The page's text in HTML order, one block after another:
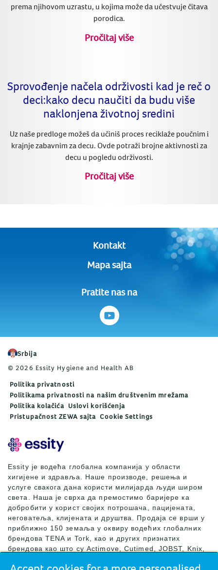
prema njihovom uzrastu, u kojima može da učestvuje čitava
porodica.
Pročitaj više
Sprovođenje načela održivosti kad je reč o
deci:kako decu naučiti da budu više
naklonjena životnoj sredini
Uz naše predloge možeš da učiniš proces reciklaže poučnim i
krajnje zabavnim za decu. Ovde potraži brojne aktivnosti za
decu u pogledu održivosti.
Pročitaj više
Kontakt
Mapa sajta
Pratite nas na
Srbija
© 2026 Essity Hygiene and Health AB
Politika privatnosti
Politikama privatnosti na našim društvenim mrežama
Politika kolačića Uslovi korišćenja
Pristupačnost ZEWA sajta Cookie Settings
Essity је водећа глобална компанија у области
хигијене и здравља. Наше производе, решења и
услуге свакога дана користи милијарда људи широм
света. Наша је сврха да премостимо баријере ка
добробити у корист својих потрошача, пацијената,
неговатеља, клијената и друштва. Продаја се врши у
приближно 150 земаља у оквиру водећих глобалних
брендова TENA и Tork, као и других признатих
брендова као што су Actimove, Cutimed, JOBST, Knix,